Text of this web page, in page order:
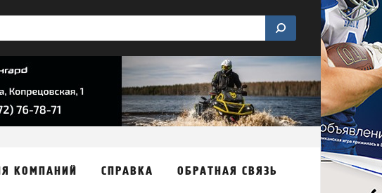
КОМПАНИЙ СПРАВКА ОБРАТНАЯ СВЯЗЬ